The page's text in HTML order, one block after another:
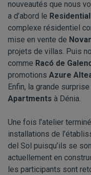
nouveautés que nous
a d’abord le
complexe résidentiel
mise en vente de
projets de villas. Puis
comme Racó de
promotions Azure
Enfin, la grande
Apartments à Dénia.
Une fois l’atelier
installations de
del Sol puisqu’ils se
actuellement en
les participants sont